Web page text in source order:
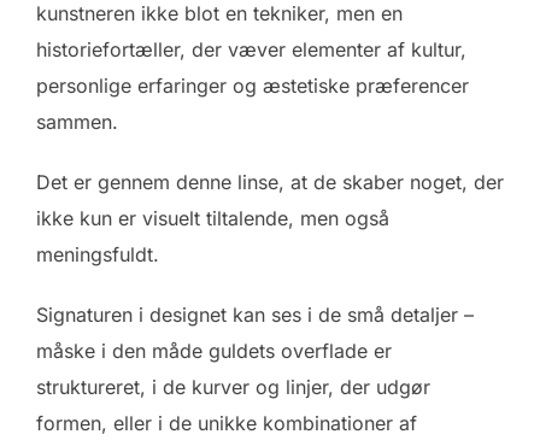
kunstneren ikke blot en tekniker, men en
historiefortæller, der væver elementer af kultur,
personlige erfaringer og æstetiske præferencer
sammen.
Det er gennem denne linse, at de skaber noget, der
ikke kun er visuelt tiltalende, men også
meningsfuldt.
Signaturen i designet kan ses i de små detaljer –
måske i den måde guldets overflade er
struktureret, i de kurver og linjer, der udgør
formen, eller i de unikke kombinationer af